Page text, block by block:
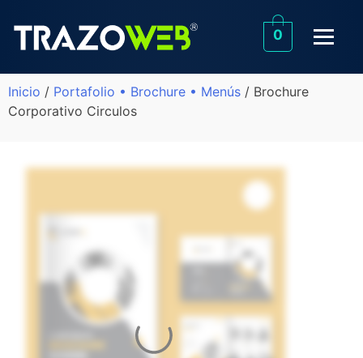
0
Inicio / Portafolio • Brochure • Menús / Brochure
Corporativo Circulos